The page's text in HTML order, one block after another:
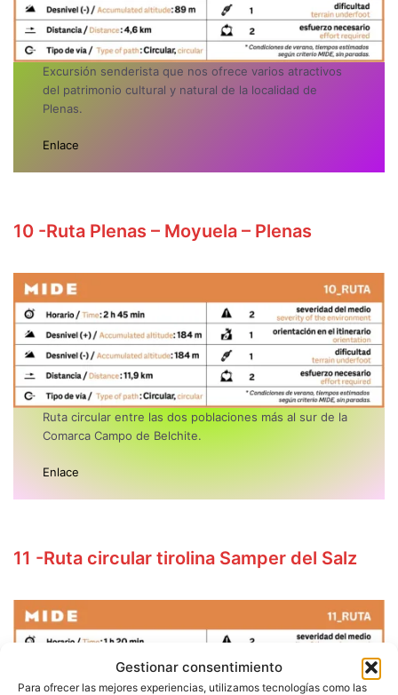
Gestionar consentimiento
Para ofrecer las mejores experiencias, utilizamos tecnologías como las
Excursión senderista que nos ofrece varios atractivos
del patrimonio cultural y natural de la localidad de
Plenas.
Enlace
10 -Ruta Plenas – Moyuela – Plenas
Ruta circular entre las dos poblaciones más al sur de la
Comarca Campo de Belchite.
Enlace
11 -Ruta circular tirolina Samper del Salz